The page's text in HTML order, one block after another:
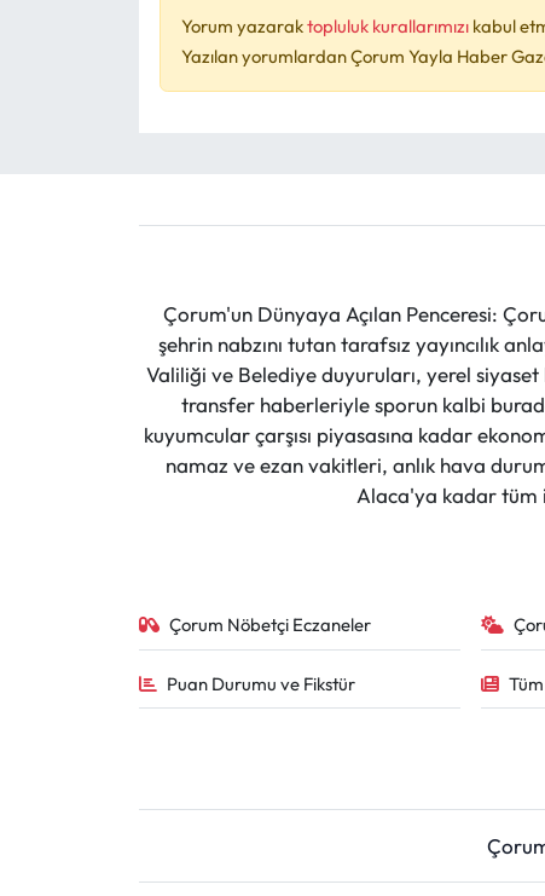
Yorum yazaraktopluluk kurallarımızı kabul
Yazılan yorumlardan Çorum Yayla Haber
Çorum'un Dünyaya Açılan Penceresi:
şehrin nabzını tutan tarafsız yayıncılık
Valiliği ve Belediye duyuruları, yerel siyaset
transfer haberleriyle sporun kalbi
kuyumcular çarşısı piyasasına kadar
namaz ve ezan vakitleri, anlık hava
Alaca'ya kadar tüm
Çorum Nöbetçi Eczaneler
Puan Durumu ve Fikstür